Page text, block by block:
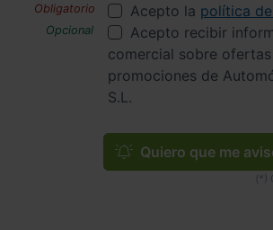
Acepto la política
Acepto recibir
comercial sobre
promociones de
S.L.
Quiero que me